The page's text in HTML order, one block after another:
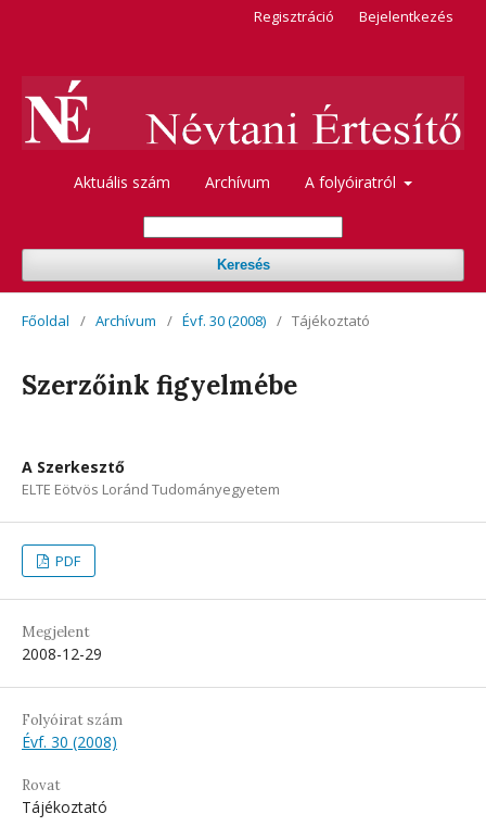
Aktuális szám Archívum A folyóiratról
Keresés
Regisztráció Bejelentkezés
Főoldal / Archívum / Évf. 30 (2008) / Tájékoztató
Szerzőink figyelmébe
A Szerkesztő
ELTE Eötvös Loránd Tudományegyetem
PDF
Megjelent
2008-12-29
Folyóirat szám
Évf. 30 (2008)
Rovat
Tájékoztató